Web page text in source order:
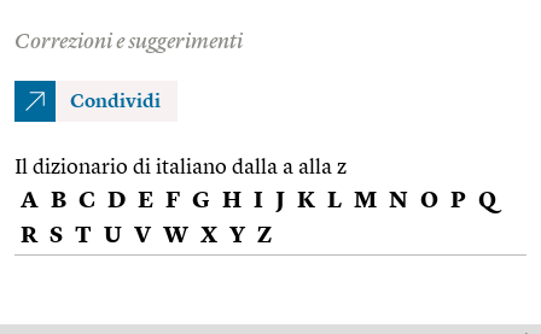
Correzioni e suggerimenti
Condividi
Il dizionario di italiano dalla a alla z
A B C D E F G H I J K L M N O P Q
R S T U V W X Y Z